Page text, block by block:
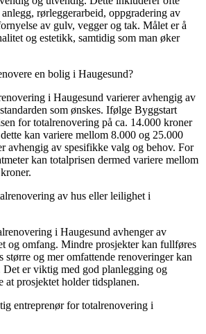
rørleggerarbeid, oppgradering av
av gulv, vegger og tak. Målet er å
og estetikk, samtidig som man øker
en bolig i Haugesund?
i Haugesund varierer avhengig av
som ønskes. Ifølge Byggstart
for totalrenovering på ca. 14.000 kroner
kan variere mellom 8.000 og 25.000
avhengig av spesifikke valg og behov. For
kan totalprisen dermed variere mellom
av hus eller leilighet i
i Haugesund avhenger av
og omfang. Mindre prosjekter kan fullføres
større og mer omfattende renoveringer kan
Det er viktig med god planlegging og
prosjektet holder tidsplanen.
entreprenør for totalrenovering i